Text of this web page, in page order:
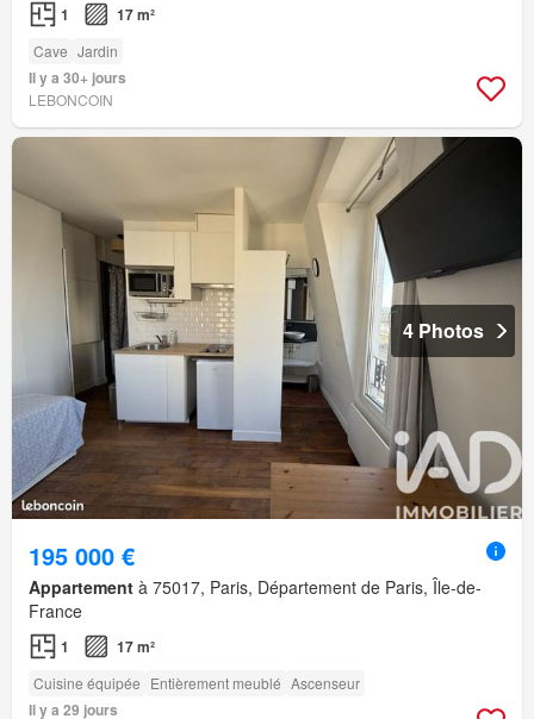
1 17 m²
Cave Jardin
Il y a 30+ jours
LEBONCOIN
4 Photos
195 000 €
Appartement à 75017, Paris, Département de Paris, Île-de-
France
1 17 m²
Cuisine équipée Entièrement meublé Ascenseur
Il y a 29 jours